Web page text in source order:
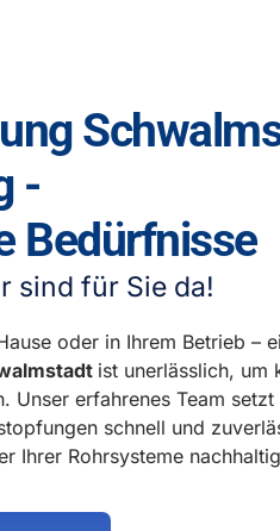
-
Bedürfnisse
sind für Sie da!
oder in Ihrem Betrieb –
ist unerlässlich, um
Unser erfahrenes Team
schnell und
Ihrer Rohrsysteme